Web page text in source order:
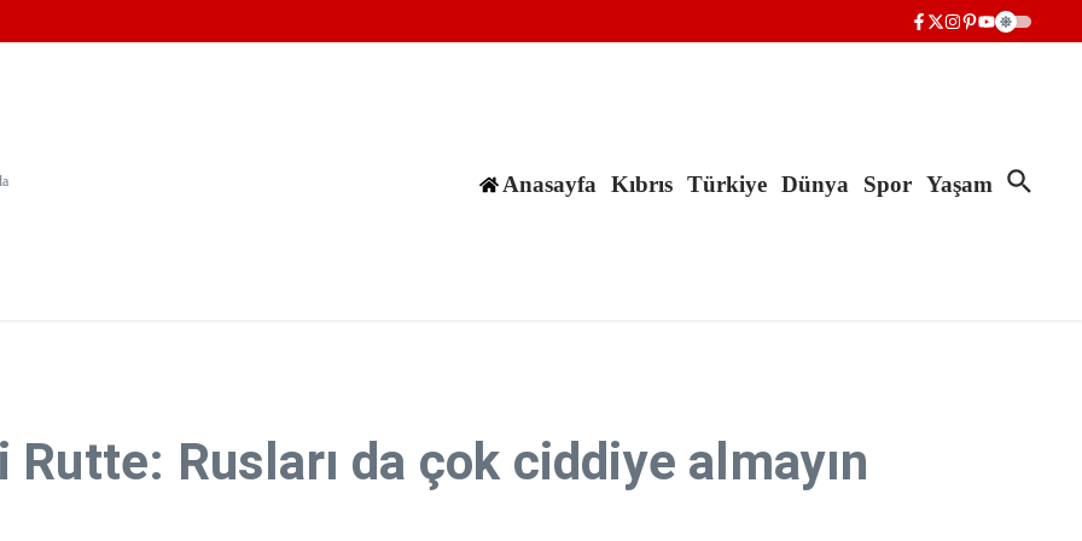
Anasayfa Kıbrıs Türkiye Dünya Spor Yaşam
Rusları da çok ciddiye almayın